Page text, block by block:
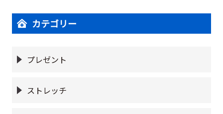
カテゴリー
プレゼント
ストレッチ